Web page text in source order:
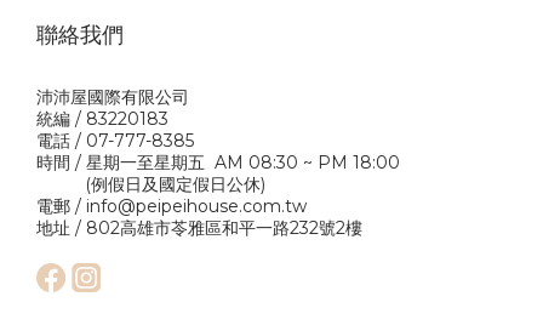
聯絡我們
沛沛屋國際有限公司
統編 / 83220183
電話 / 07-777-8385
時間 / 星期一至星期五 AM 08:30 ~ PM 18:00
(例假日及國定假日公休)
電郵 / info@peipeihouse.com.tw
地址 / 802高雄市苓雅區和平一路232號2樓